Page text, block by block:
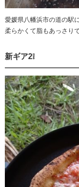
愛媛県八幡浜市の道の駅
柔らかくて脂もあっさり
新ギア2❕